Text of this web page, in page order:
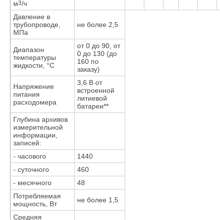
м3/ч
Давление в
трубопроводе,
МПа
не более 2,5
Диапазон
температуры
жидкости, °С
от 0 до 90, от
0 до 130 (до
160 по
заказу)
Напряжение
питания
расходомера
3,6 В от
встроенной
литиевой
батареи**
Глубина архивов
измерительной
информации,
записей:
- часового
1440
- суточного
460
- месячного
48
Потребляемая
мощность, Вт
не более 1,5
Средняя